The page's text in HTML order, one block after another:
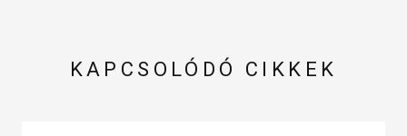
KAPCSOLÓDÓ CIKKEK